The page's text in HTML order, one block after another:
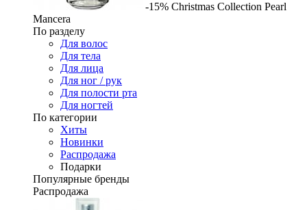
-15% Christmas Collection Pearl
Mancera
По разделу
Для волос
Для тела
Для лица
Для ног / рук
Для полости рта
Для ногтей
По категории
Хиты
Новинки
Распродажа
Подарки
Популярные бренды
Распродажа